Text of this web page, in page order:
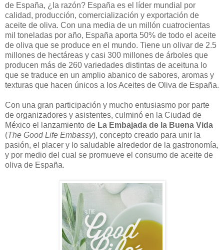
de España, ¿la razón? España es el líder mundial por
calidad, producción, comercialización y exportación de
aceite de oliva. Con una media de un millón cuatrocientas
mil toneladas por año, España aporta 50% de todo el aceite
de oliva que se produce en el mundo. Tiene un olivar de 2.5
millones de hectáreas y casi 300 millones de árboles que
producen más de 260 variedades distintas de aceituna lo
que se traduce en un amplio abanico de sabores, aromas y
texturas que hacen únicos a los Aceites de Oliva de España.
Con una gran participación y mucho entusiasmo por parte
de organizadores y asistentes, culminó en la Ciudad de
México el lanzamiento de La Embajada de la Buena Vida
(The Good Life Embassy), concepto creado para unir la
pasión, el placer y lo saludable alrededor de la gastronomía,
y por medio del cual se promueve el consumo de aceite de
oliva de España.